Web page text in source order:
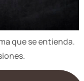
que se entienda.